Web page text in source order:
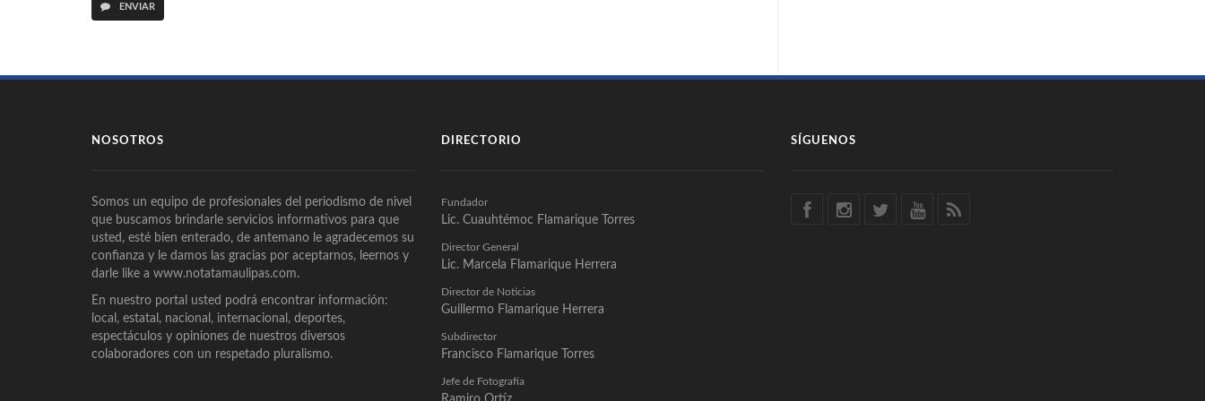
ENVIAR
NOSOTROS
Somos un equipo de profesionales del periodismo de nivel
que buscamos brindarle servicios informativos para que
usted, esté bien enterado, de antemano le agradecemos su
confianza y le damos las gracias por aceptarnos, leernos y
darle like a www.notatamaulipas.com.
En nuestro portal usted podrá encontrar información:
local, estatal, nacional, internacional, deportes,
espectáculos y opiniones de nuestros diversos
colaboradores con un respetado pluralismo.
DIRECTORIO
Fundador
Lic. Cuauhtémoc Flamarique Torres
Director General
Lic. Marcela Flamarique Herrera
Director de Noticias
Guillermo Flamarique Herrera
Subdirector
Francisco Flamarique Torres
Jefe de Fotografía
SÍGUENOS